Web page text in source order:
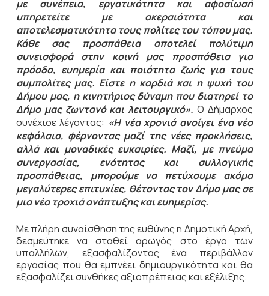
με συνέπεια, εργατικότητα και αφοσίωσή
υπηρετείτε με ακεραιότητα και
αποτελεσματικότητα τους πολίτες του τόπου μας.
Κάθε σας προσπάθεια αποτελεί πολύτιμη
συνεισφορά στην κοινή μας προσπάθεια για
πρόοδο, ευημερία και ποιότητα ζωής για τους
συμπολίτες μας. Είστε η καρδιά και η ψυχή του
Δήμου μας, η κινητήριος δύναμη που διατηρεί το
Δήμο μας ζωντανό και λειτουργικό». Ο Δήμαρχος
συνέχισε λέγοντας: «Η νέα χρονιά ανοίγει ένα νέο
κεφάλαιο, φέρνοντας μαζί της νέες προκλήσεις,
αλλά και μοναδικές ευκαιρίες. Μαζί, με πνεύμα
συνεργασίας, ενότητας και συλλογικής
προσπάθειας, μπορούμε να πετύχουμε ακόμα
μεγαλύτερες επιτυχίες, θέτοντας τον Δήμο μας σε
μια νέα τροχιά ανάπτυξης και ευημερίας.
Με πλήρη συναίσθηση της ευθύνης η Δημοτική Αρχή,
δεσμεύτηκε να σταθεί αρωγός στο έργο των
υπαλλήλων, εξασφαλίζοντας ένα περιβάλλον
εργασίας που θα εμπνέει δημιουργικότητα και θα
εξασφαλίζει συνθήκες αξιοπρέπειας και εξέλιξης.